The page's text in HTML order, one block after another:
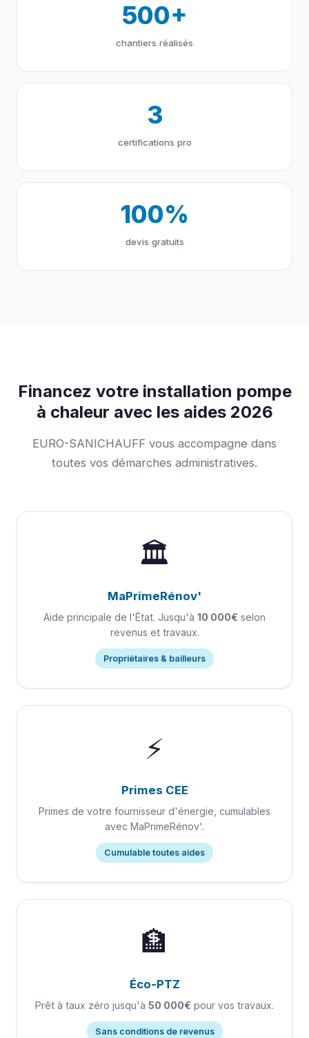
500+
chantiers réalisés
3
certifications pro
100%
devis gratuits
Financez votre installation pompe
à chaleur avec les aides 2026
EURO-SANICHAUFF vous accompagne dans
toutes vos démarches administratives.
🏛️
MaPrimeRénov'
Aide principale de l'État. Jusqu'à 10 000€ selon
revenus et travaux.
Propriétaires & bailleurs
⚡
Primes CEE
Primes de votre fournisseur d'énergie, cumulables
avec MaPrimeRénov'.
Cumulable toutes aides
🏦
Éco-PTZ
Prêt à taux zéro jusqu'à 50 000€ pour vos travaux.
Sans conditions de revenus